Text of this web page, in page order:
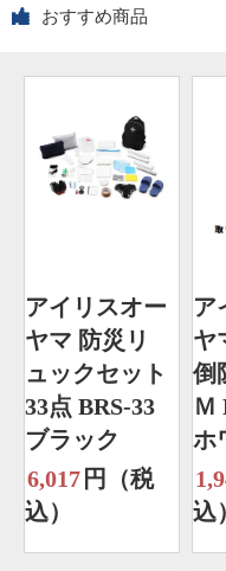
おすすめ商品
アイリスオー
ヤマ 防災リ
ュックセット
33点 BRS-33
ブラック
6,017 円（税
込）
ア
ヤ
倒
Ｍ
ホ
込）